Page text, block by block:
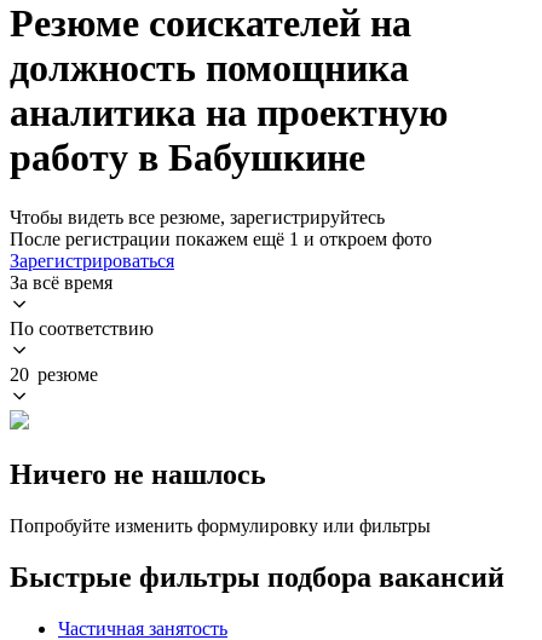
Резюме соискателей на
должность помощника
аналитика на проектную
работу в Бабушкине
Чтобы видеть все резюме, зарегистрируйтесь
После регистрации покажем ещё 1 и откроем фото
Зарегистрироваться
За всё время
По соответствию
20 резюме
Ничего не нашлось
Попробуйте изменить формулировку или фильтры
Быстрые фильтры подбора вакансий
Частичная занятость